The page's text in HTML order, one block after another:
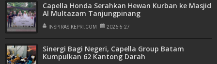
Capella Honda Serahkan Hewan Kurban ke Masjid
Al Multazam Tanjungpinang
INSPIRASIKEPRI.COM 2026-5-27
Sinergi Bagi Negeri, Capella Group Batam
Kumpulkan 62 Kantong Darah